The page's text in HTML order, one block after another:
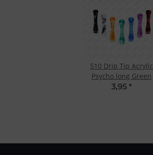
510 Drip Tip Acrylic
Psycho long Green
3,95 *